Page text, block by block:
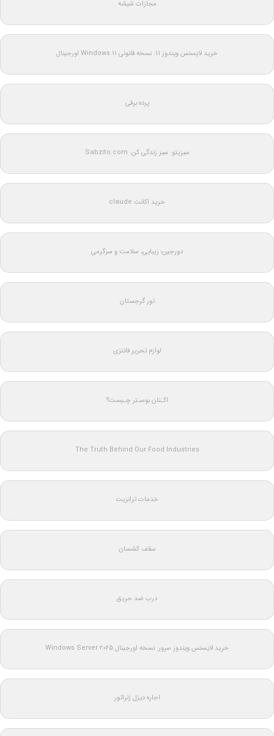
مجازات شیشه
خرید لایسنس ویندوز 11: نسخه قانونی Windows 11 اورجینال
پرده برقی
سبزیتو: سبز زندگی کن: Sabzito.com
خرید اکانت claude
دورجین؛ زیبایی، سلامت و سرگرمی
تور گرجستان
لوازم تحریر فانتزی
اکـتان بوسـتر چـیست؟
The Truth Behind Our Food Industries
خدمات ترانزیت
سقف کشسان
درب ضد حریق
خرید لایسنس ویندوز سرور: نسخه اورجینال Windows Server 2025
اجاره دیزل ژنراتور